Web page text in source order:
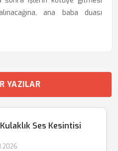
ana baba duası
YAZILAR
Ses Kesintisi